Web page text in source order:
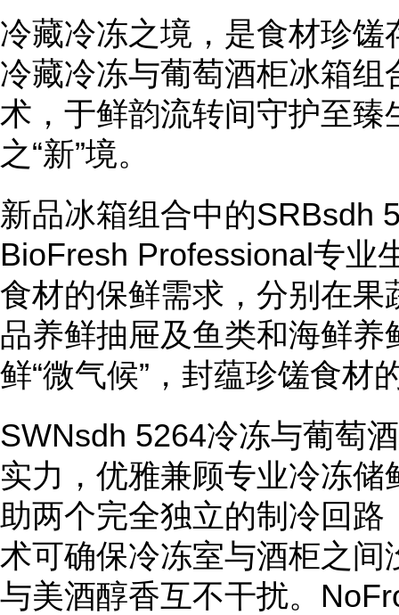
冷藏冷冻之境，是食材珍
冷藏冷冻与葡萄酒柜冰箱
术，于鲜韵流转间守护至
之“新”境。
新品冰箱组合中的SRBsdh
BioFresh Professional专业
食材的保鲜需求，分别在
品养鲜抽屉及鱼类和海鲜
鲜“微气候”，封蕴珍馐食材
SWNsdh 5264冷冻与葡萄
实力，优雅兼顾专业冷冻
助两个完全独立的制冷回
术可确保冷冻室与酒柜之
与美酒醇香互不干扰。